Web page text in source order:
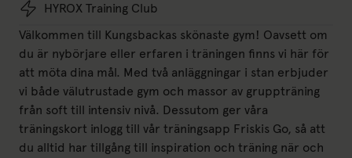
HYROX Training Club
Välkommen till Kungsbackas skönaste gym! Oavsett om
du är nybörjare eller erfaren i träningen finns vi här för
att möta dina mål. Med två anläggningar i stan erbjuder
vi både välutrustade gym och massor av gruppträning
från soft till intensiv nivå. Dessutom ger våra
träningskort inlogg till vår träningsapp Friskis Go, så att
du alltid har tillgång till inspiration och träning när och